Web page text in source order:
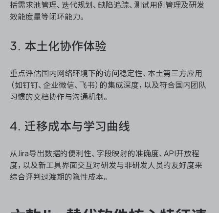
括需求池管理、迭代规划、缺陷追踪、测试用例管理及研发
效能度量等闭环能力。
3. 本土化协作体验
重点评估国内网络环境下的访问稳定性、本土第三方应用
（如钉钉、企业微信、飞书）的集成深度，以及符合国内团队
习惯的文档协作与沟通机制。
4. 迁移成本与学习曲线
从Jira导出数据的便利性、字段映射的准确度、API开放程
度，以及新工具界面交互对研发与非研发人员的友好度来
综合评判过渡期的隐性成本。